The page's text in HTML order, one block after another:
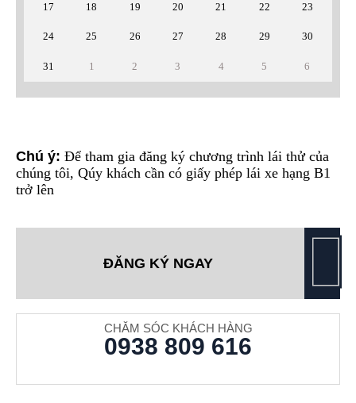
CHĂM SÓC KHÁCH HÀNG
0938 809 616
ĐĂNG KÝ NGAY
17 18 19 20 21 22 23
24 25 26 27 28 29 30
31 1 2 3 4 5 6
Chú ý: Để tham gia đăng ký chương trình lái thử của
chúng tôi, Qúy khách cần có giấy phép lái xe hạng B1
trở lên